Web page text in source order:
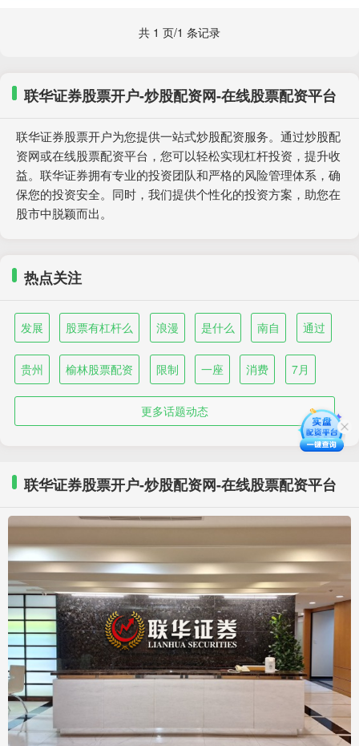
共 1 页/1 条记录
联华证券股票开户-炒股配资网-在线股票配资平台
联华证券股票开户为您提供一站式炒股配资服务。通过炒股配
资网或在线股票配资平台，您可以轻松实现杠杆投资，提升收
益。联华证券拥有专业的投资团队和严格的风险管理体系，确
保您的投资安全。同时，我们提供个性化的投资方案，助您在
股市中脱颖而出。
热点关注
发展 股票有杠杆么 浪漫 是什么 南自 通过
贵州 榆林股票配资 限制 一座 消费 7月
更多话题动态
联华证券股票开户-炒股配资网-在线股票配资平台